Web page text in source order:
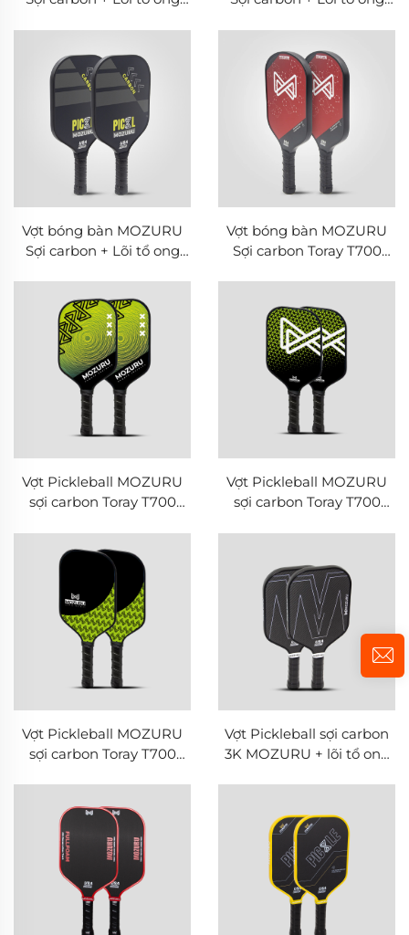
Vợt bóng bàn MOZURU
Sợi carbon + Lõi tổ ong
Vợt bóng bàn MOZURU
Sợi carbon Toray T700
Vợt Pickleball MOZURU
sợi carbon Toray T700
Vợt Pickleball MOZURU
sợi carbon Toray T700
Vợt Pickleball MOZURU
sợi carbon Toray T700
Vợt Pickleball sợi carbon
3K MOZURU + lõi tổ ong